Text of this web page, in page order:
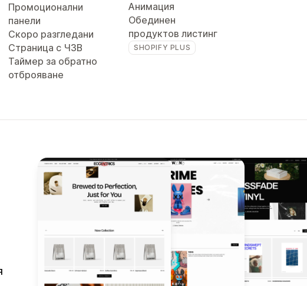
Промоционални
панели
Скоро разгледани
Страница с ЧЗВ
Таймер за обратно
отброяване
Анимация
Обединен
продуктов листинг
SHOPIFY PLUS